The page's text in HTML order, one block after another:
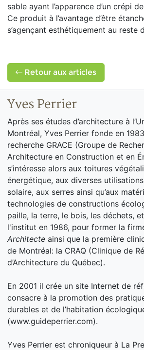
sable ayant l’apparence d’un crépi
Ce produit à l’avantage d’être
s’agençant esthétiquement au reste
Retour aux articles
Yves Perrier
Après ses études d’architecture à
Montréal, Yves Perrier fonde en
recherche GRACE (Groupe de
Architecture en Construction et en
s’intéresse alors aux toitures
énergétique, aux diverses utilisations
solaire, aux serres ainsi qu’aux
technologies de constructions
paille, la terre, le bois, les déchets,
l'institut en 1986, pour former la
Architecte ainsi que la première
de Montréal: la CRAQ (Clinique de
d’Architecture du Québec).
En 2001 il crée un site Internet de
consacre à la promotion des
durables et de l’habitation
(www.guideperrier.com).
Yves Perrier est chroniqueur à La